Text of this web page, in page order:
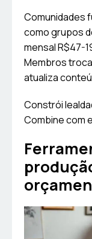
Comunidades
como grupos
mensal R$47-
Membros
atualiza
Constrói
Combine com